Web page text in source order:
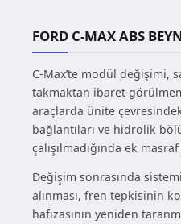
FORD C-MAX ABS
C-Max’te modül değişimi,
takmaktan ibaret
araçlarda ünite
bağlantıları ve hidrolik
çalışılmadığında ek
Değişim sonrasında
alınması, fren tepkisinin
hafızasının yeniden